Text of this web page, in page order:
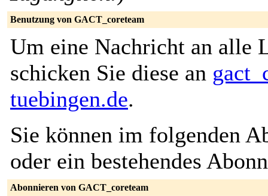
Benutzung von GACT_coreteam
Um eine Nachricht an alle
schicken Sie diese an
tuebingen.de.
Sie können im folgenden
oder ein bestehendes
Abonnieren von GACT_coreteam